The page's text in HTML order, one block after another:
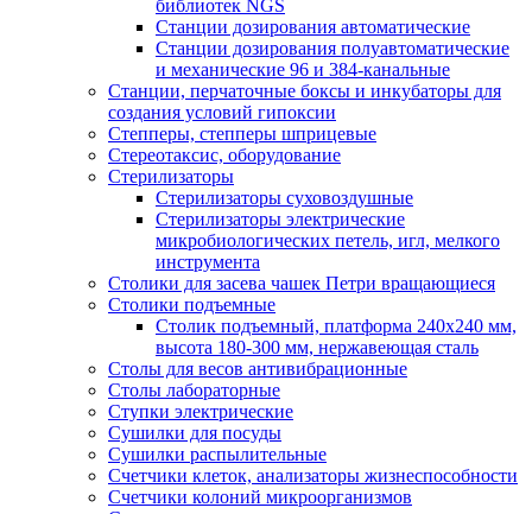
библиотек NGS
Станции дозирования автоматические
Станции дозирования полуавтоматические
и механические 96 и 384-канальные
Станции, перчаточные боксы и инкубаторы для
создания условий гипоксии
Степперы, степперы шприцевые
Стереотаксис, оборудование
Стерилизаторы
Стерилизаторы суховоздушные
Стерилизаторы электрические
микробиологических петель, игл, мелкого
инструмента
Столики для засева чашек Петри вращающиеся
Столики подъемные
Столик подъемный, платформа 240х240 мм,
высота 180-300 мм, нержавеющая сталь
Столы для весов антивибрационные
Столы лабораторные
Ступки электрические
Сушилки для посуды
Сушилки распылительные
Счетчики клеток, анализаторы жизнеспособности
Счетчики колоний микроорганизмов